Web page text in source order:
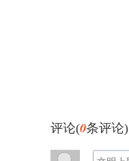
评论(0条评论)